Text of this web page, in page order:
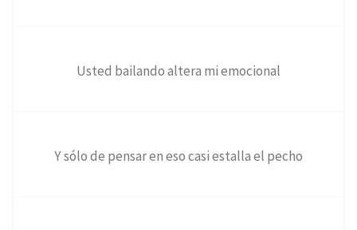
Usted bailando altera mi emocional
Y sólo de pensar en eso casi estalla el pecho